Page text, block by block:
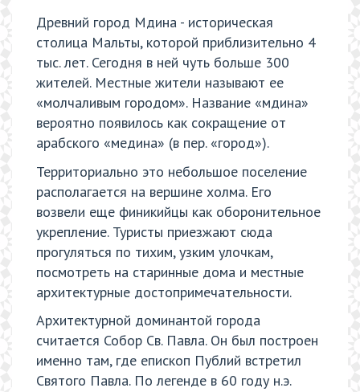
Древний город Мдина - историческая
столица Мальты, которой приблизительно 4
тыс. лет. Сегодня в ней чуть больше 300
жителей. Местные жители называют ее
«молчаливым городом». Название «мдина»
вероятно появилось как сокращение от
арабского «медина» (в пер. «город»).
Территориально это небольшое поселение
располагается на вершине холма. Его
возвели еще финикийцы как оборонительное
укрепление. Туристы приезжают сюда
прогуляться по тихим, узким улочкам,
посмотреть на старинные дома и местные
архитектурные достопримечательности.
Архитектурной доминантой города
считается Собор Св. Павла. Он был построен
именно там, где епископ Публий встретил
Святого Павла. По легенде в 60 году н.э.